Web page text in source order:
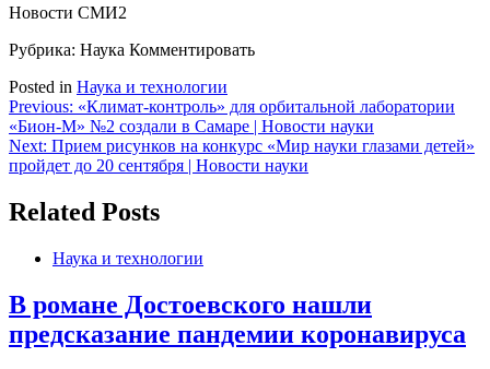
Новости СМИ2
Рубрика: Наука Комментировать
Posted in Наука и технологии
Навигация
по
записям
Previous: «Климат-контроль» для орбитальной лаборатории
«Бион-М» №2 создали в Самаре | Новости науки
Next: Прием рисунков на конкурс «Мир науки глазами детей»
пройдет до 20 сентября | Новости науки
Related Posts
Наука и технологии
В романе Достоевского нашли
предсказание пандемии коронавируса